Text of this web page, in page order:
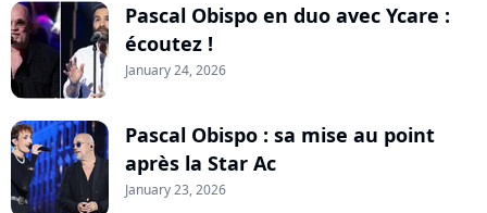
Pascal Obispo en duo avec Ycare :
écoutez !
January 24, 2026
Pascal Obispo : sa mise au point
après la Star Ac
January 23, 2026